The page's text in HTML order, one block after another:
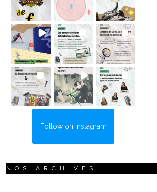
Follow on Instagram
NOS ARCHIVES